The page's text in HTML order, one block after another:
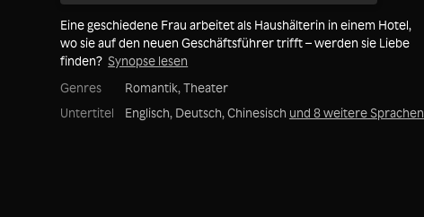
Eine geschiedene Frau arbeitet als Haushälterin in einem Hotel,
wo sie auf den neuen Geschäftsführer trifft – werden sie Liebe
finden? Synopse lesen
Genres
Romantik, Theater
Untertitel
Englisch, Deutsch, Chinesisch und 8 weitere Sprachen